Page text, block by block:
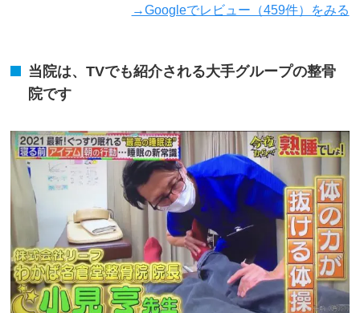
→Googleでレビュー（459件）をみる
当院は、TVでも紹介される大手グループの整骨
院です